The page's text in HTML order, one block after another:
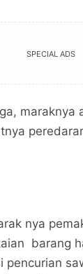
SPECIAL ADS
maraknya
nya
barang
pencurian